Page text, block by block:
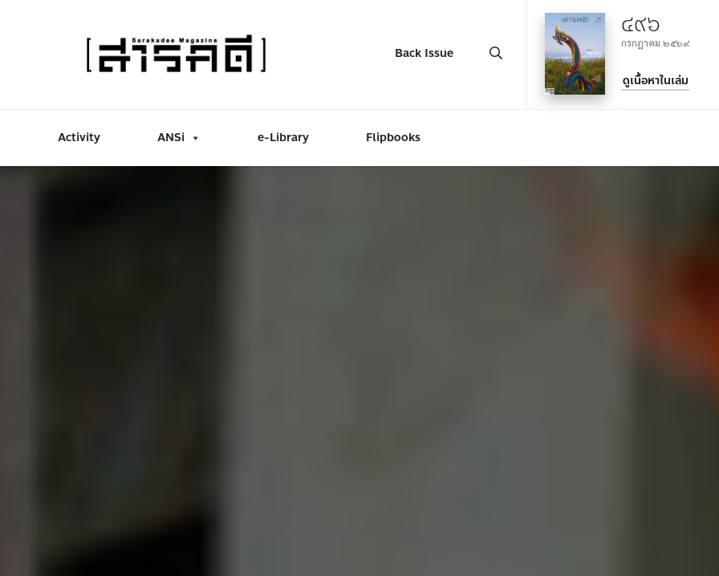
Back Issue
๔๙๖
กรกฎาคม ๒๕๖๙
ดูเนื้อหาในเล่ม
Activity ANSi e-Library Flipbooks